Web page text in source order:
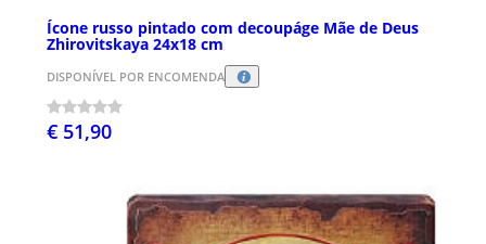
Ícone russo pintado com decoupáge Mãe de Deus
Zhirovitskaya 24x18 cm
DISPONÍVEL POR ENCOMENDA
€ 51,90